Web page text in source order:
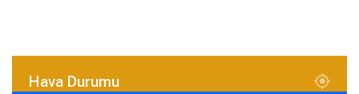
Hava Durumu